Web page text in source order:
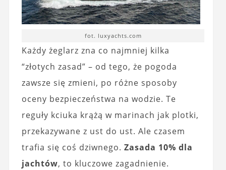
fot. luxyachts.com
Każdy żeglarz zna co najmniej kilka
“złotych zasad” – od tego, że pogoda
zawsze się zmieni, po różne sposoby
oceny bezpieczeństwa na wodzie. Te
reguły kciuka krążą w marinach jak plotki,
przekazywane z ust do ust. Ale czasem
trafia się coś dziwnego. Zasada 10% dla
jachtów, to kluczowe zagadnienie.